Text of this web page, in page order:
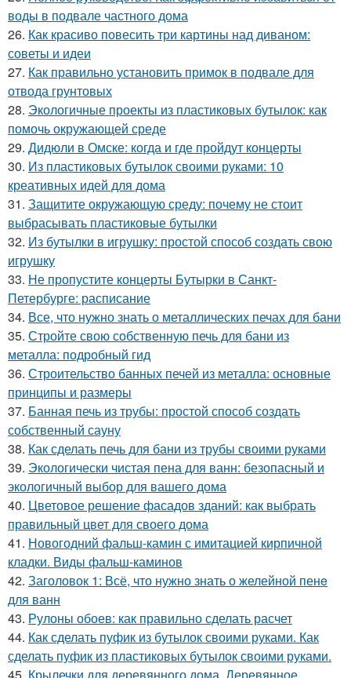
воды в подвале частного дома
26. Как красиво повесить три картины над диваном:
советы и идеи
27. Как правильно установить примок в подвале для
отвода грунтовых
28. Экологичные проекты из пластиковых бутылок: как
помочь окружающей среде
29. Дидюли в Омске: когда и где пройдут концерты
30. Из пластиковых бутылок своими руками: 10
креативных идей для дома
31. Защитите окружающую среду: почему не стоит
выбрасывать пластиковые бутылки
32. Из бутылки в игрушку: простой способ создать свою
игрушку
33. Не пропустите концерты Бутырки в Санкт-
Петербурге: расписание
34. Все, что нужно знать о металлических печах для бани
35. Стройте свою собственную печь для бани из
металла: подробный гид
36. Строительство банных печей из металла: основные
принципы и размеры
37. Банная печь из трубы: простой способ создать
собственный сауну
38. Как сделать печь для бани из трубы своими руками
39. Экологически чистая пена для ванн: безопасный и
экологичный выбор для вашего дома
40. Цветовое решение фасадов зданий: как выбрать
правильный цвет для своего дома
41. Новогодний фальш-камин с имитацией кирпичной
кладки. Виды фальш-каминов
42. Заголовок 1: Всё, что нужно знать о желейной пенe
для ванн
43. Рулоны обоев: как правильно сделать расчет
44. Как сделать пуфик из бутылок своими руками. Как
сделать пуфик из пластиковых бутылок своими руками.
45. Крылечки для деревянного дома. Деревянное